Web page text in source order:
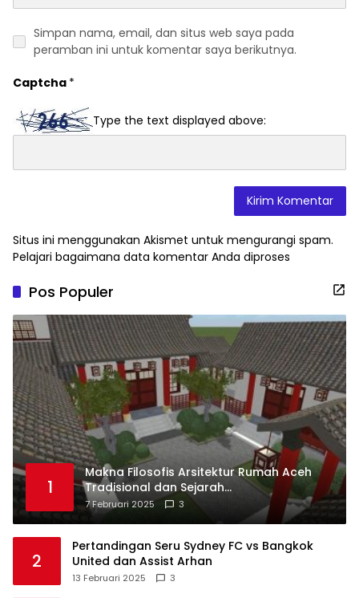
Simpan nama, email, dan situs web saya pada
peramban ini untuk komentar saya berikutnya.
Captcha *
Type the text displayed above:
Situs ini menggunakan Akismet untuk mengurangi spam.
Pelajari bagaimana data komentar Anda diproses
Pos Populer
1
Makna Filosofis Arsitektur Rumah Aceh
Tradisional dan Sejarah
Perkembangannya
7 Februari 2025 3
2
Pertandingan Seru Sydney FC vs Bangkok
United dan Assist Arhan
13 Februari 2025 3